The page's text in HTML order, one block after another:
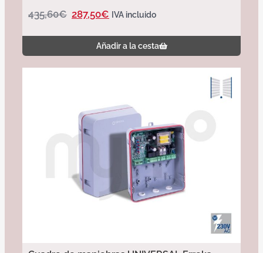
435,60€ 287,50€ IVA incluido
Añadir a la cesta